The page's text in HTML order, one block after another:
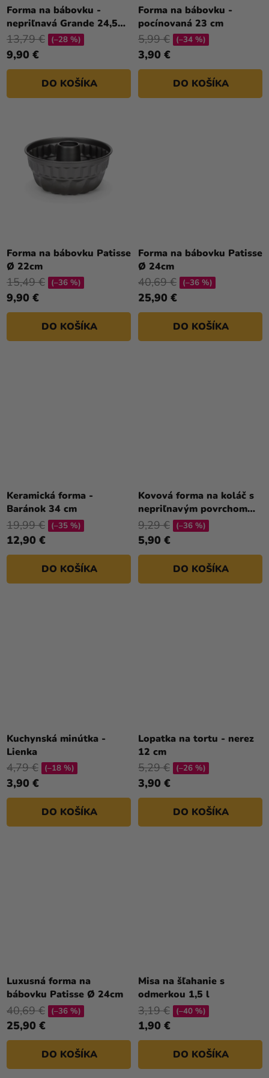
a merch
Sviatky
Kreatívne
potreby
Personalizované
Výpredaj
O
nás
Kontakt
T
O
V
Forma na bábovku -
nepriľnavá Grande 24,5
cm
9,90 €
13,79 € (–28 %)
DO KOŠÍKA
Forma na bábovku -
pocínovaná 23 cm
3,90 €
5,99 € (–34 %)
DO KOŠÍKA
Forma na bábovku Patisse
Ø 22cm
9,90 €
15,49 € (–36 %)
DO KOŠÍKA
Forma na bábovku Patisse
Ø 24cm
25,90 €
40,69 € (–36 %)
DO KOŠÍKA
Keramická forma -
Baránok 34 cm
12,90 €
19,99 € (–35 %)
DO KOŠÍKA
Kovová forma na koláč s
nepriľnavým povrchom
28,5 cm
5,90 €
9,29 € (–36 %)
DO KOŠÍKA
Kuchynská minútka -
Lienka
3,90 €
4,79 € (–18 %)
DO KOŠÍKA
Lopatka na tortu - nerez
12 cm
3,90 €
5,29 € (–26 %)
DO KOŠÍKA
Luxusná forma na
bábovku Patisse Ø 24cm
25,90 €
40,69 € (–36 %)
DO KOŠÍKA
Misa na šľahanie s
odmerkou 1,5 l
1,90 €
3,19 € (–40 %)
DO KOŠÍKA